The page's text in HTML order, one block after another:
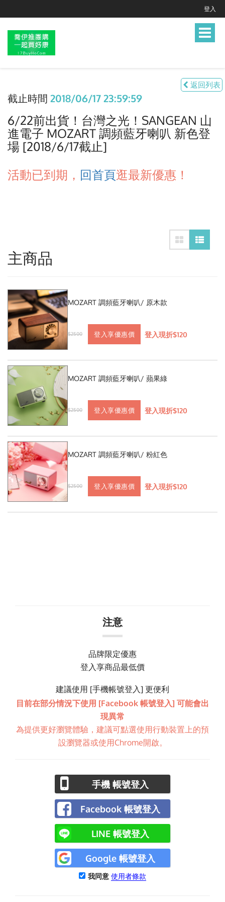
登入
Toggle
返回列表
截止時間 2018/06/17 23:59:59
6/22前出貨！台灣之光！SANGEAN 山
進電子 MOZART 調頻藍牙喇叭 新色登
場 [2018/6/17截止]
活動已到期， 回首頁逛最新優惠！
主商品
MOZART 調頻藍牙喇叭/ 原木款
$2500 登入享優惠價 登入現折$120
MOZART 調頻藍牙喇叭/ 蘋果綠
$2500 登入享優惠價 登入現折$120
MOZART 調頻藍牙喇叭/ 粉紅色
$2500 登入享優惠價 登入現折$120
注意
品牌限定優惠
登入享商品最低價
建議使用 [手機帳號登入] 更便利
目前在部分情況下使用 [Facebook 帳號登入] 可能會出
現異常
為提供更好瀏覽體驗，建議可點選使用行動裝置上的預
設瀏覽器或使用Chrome開啟。
手機 帳號登入
Facebook 帳號登入
LINE 帳號登入
Google 帳號登入
我同意 使用者條款